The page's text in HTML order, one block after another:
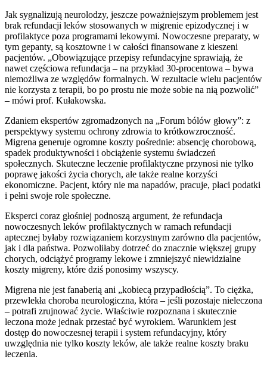
Jak sygnalizują neurolodzy, jeszcze poważniejszym problemem jest
brak refundacji leków stosowanych w migrenie epizodycznej i w
profilaktyce poza programami lekowymi. Nowoczesne preparaty, w
tym gepanty, są kosztowne i w całości finansowane z kieszeni
pacjentów. „Obowiązujące przepisy refundacyjne sprawiają, że
nawet częściowa refundacja – na przykład 30-procentowa – bywa
niemożliwa ze względów formalnych. W rezultacie wielu pacjentów
nie korzysta z terapii, bo po prostu nie może sobie na nią pozwolić”
– mówi prof. Kułakowska.
Zdaniem ekspertów zgromadzonych na „Forum bólów głowy”: z
perspektywy systemu ochrony zdrowia to krótkowzroczność.
Migrena generuje ogromne koszty pośrednie: absencję chorobową,
spadek produktywności i obciążenie systemu świadczeń
społecznych. Skuteczne leczenie profilaktyczne przynosi nie tylko
poprawę jakości życia chorych, ale także realne korzyści
ekonomiczne. Pacjent, który nie ma napadów, pracuje, płaci podatki
i pełni swoje role społeczne.
Eksperci coraz głośniej podnoszą argument, że refundacja
nowoczesnych leków profilaktycznych w ramach refundacji
aptecznej byłaby rozwiązaniem korzystnym zarówno dla pacjentów,
jak i dla państwa. Pozwoliłaby dotrzeć do znacznie większej grupy
chorych, odciążyć programy lekowe i zmniejszyć niewidzialne
koszty migreny, które dziś ponosimy wszyscy.
Migrena nie jest fanaberią ani „kobiecą przypadłością”. To ciężka,
przewlekła choroba neurologiczna, która – jeśli pozostaje nieleczona
– potrafi zrujnować życie. Właściwie rozpoznana i skutecznie
leczona może jednak przestać być wyrokiem. Warunkiem jest
dostęp do nowoczesnej terapii i system refundacyjny, który
uwzględnia nie tylko koszty leków, ale także realne koszty braku
leczenia.